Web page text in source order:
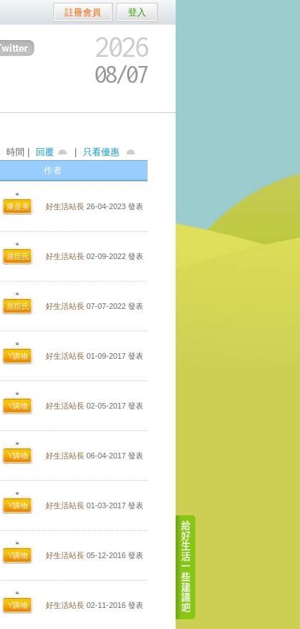
註冊會員 登入
2026
08/07
時間 | 回覆
只看優惠
作者
康是美 好生活站長 26-04-2023 發表
屈臣氏 好生活站長 02-09-2022 發表
屈臣氏 好生活站長 07-07-2022 發表
Y購物 好生活站長 01-09-2017 發表
Y購物 好生活站長 02-05-2017 發表
Y購物 好生活站長 06-04-2017 發表
Y購物 好生活站長 01-03-2017 發表
Y購物 好生活站長 05-12-2016 發表
Y購物 好生活站長 02-11-2016 發表